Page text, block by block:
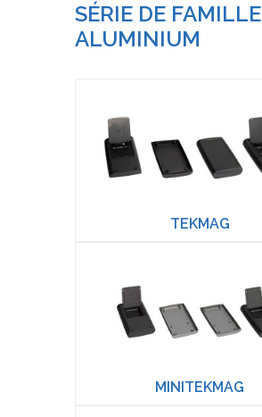
SÉRIE DE FAMILLE
ALUMINIUM
TEKMAG
MINITEKMAG